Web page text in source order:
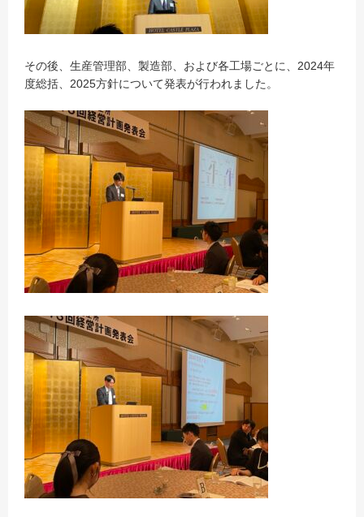
その後、生産管理部、製造部、および各工場ごとに、2024年
度総括、2025方針について発表が行われました。